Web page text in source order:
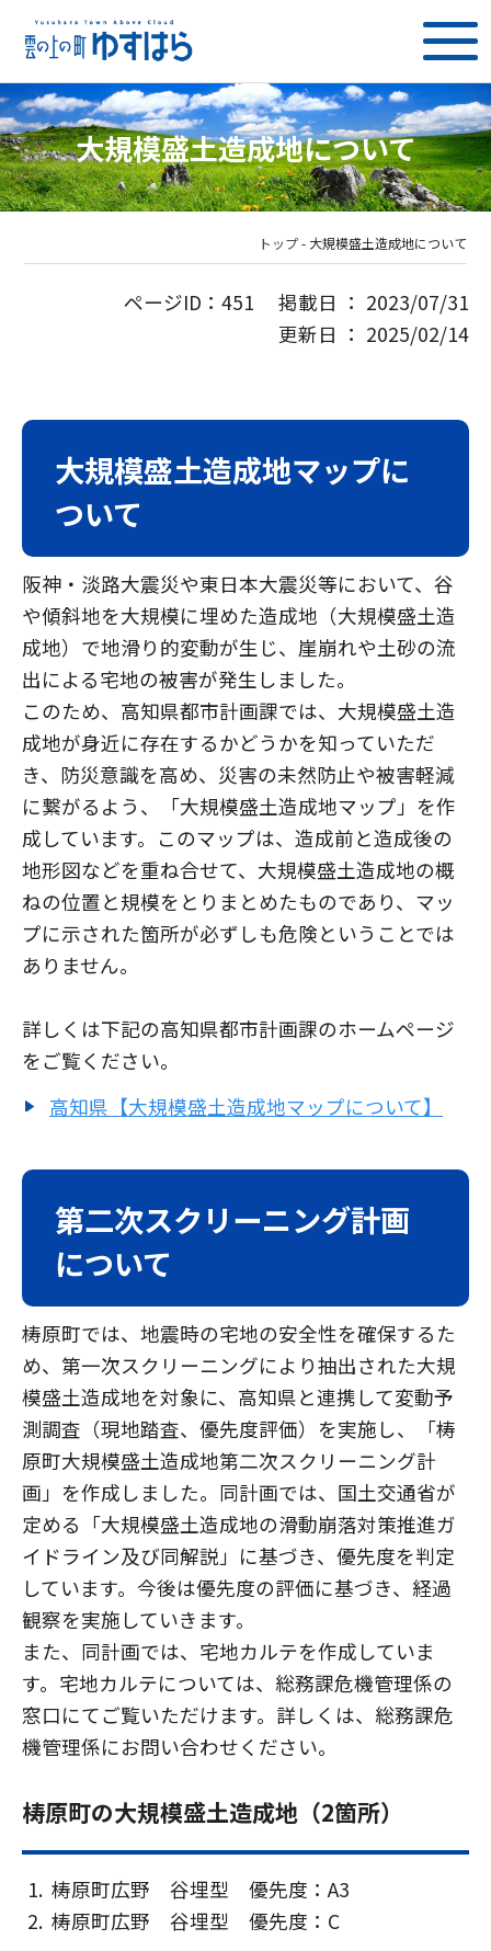
大規模盛土造成地について
トップ- 大規模盛土造成地について
ページID：451 掲載日 ： 2023/07/31
更新日 ： 2025/02/14
大規模盛土造成地マップに
ついて
阪神・淡路大震災や東日本大震災等において、谷
や傾斜地を大規模に埋めた造成地（大規模盛土造
成地）で地滑り的変動が生じ、崖崩れや土砂の流
出による宅地の被害が発生しました。
このため、高知県都市計画課では、大規模盛土造
成地が身近に存在するかどうかを知っていただ
き、防災意識を高め、災害の未然防止や被害軽減
に繋がるよう、「大規模盛土造成地マップ」を作
成しています。このマップは、造成前と造成後の
地形図などを重ね合せて、大規模盛土造成地の概
ねの位置と規模をとりまとめたものであり、マッ
プに示された箇所が必ずしも危険ということでは
ありません。
詳しくは下記の高知県都市計画課のホームページ
をご覧ください。
高知県【大規模盛土造成地マップについて】
第二次スクリーニング計画
について
梼原町では、地震時の宅地の安全性を確保するた
め、第一次スクリーニングにより抽出された大規
模盛土造成地を対象に、高知県と連携して変動予
測調査（現地踏査、優先度評価）を実施し、「梼
原町大規模盛土造成地第二次スクリーニング計
画」を作成しました。同計画では、国土交通省が
定める「大規模盛土造成地の滑動崩落対策推進ガ
イドライン及び同解説」に基づき、優先度を判定
しています。今後は優先度の評価に基づき、経過
観察を実施していきます。
また、同計画では、宅地カルテを作成していま
す。宅地カルテについては、総務課危機管理係の
窓口にてご覧いただけます。詳しくは、総務課危
機管理係にお問い合わせください。
梼原町の大規模盛土造成地（2箇所）
梼原町広野 谷埋型 優先度：A3
梼原町広野 谷埋型 優先度：C